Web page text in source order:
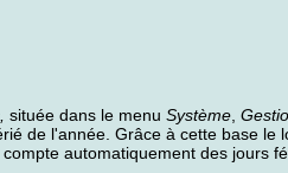
située dans le menu Système
de l'année. Grâce à cette base le
automatiquement des jours